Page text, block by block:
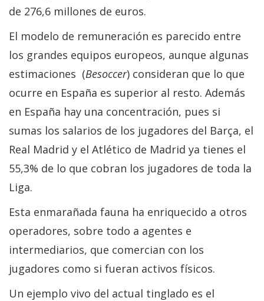
de 276,6 millones de euros.
El modelo de remuneración es parecido entre
los grandes equipos europeos, aunque algunas
estimaciones (Besoccer) consideran que lo que
ocurre en España es superior al resto. Además
en España hay una concentración, pues si
sumas los salarios de los jugadores del Barça, el
Real Madrid y el Atlético de Madrid ya tienes el
55,3% de lo que cobran los jugadores de toda la
Liga.
Esta enmarañada fauna ha enriquecido a otros
operadores, sobre todo a agentes e
intermediarios, que comercian con los
jugadores como si fueran activos físicos.
Un ejemplo vivo del actual tinglado es el